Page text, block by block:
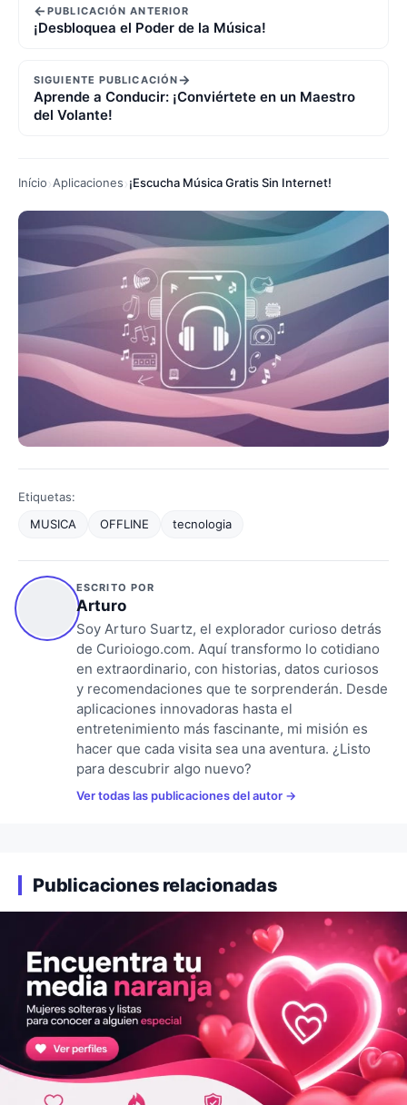
←PUBLICACIÓN ANTERIOR
¡Desbloquea el Poder de la Música!
SIGUIENTE PUBLICACIÓN→
Aprende a Conducir: ¡Conviértete en un Maestro
del Volante!
Início Aplicaciones ¡Escucha Música Gratis Sin Internet!
Etiquetas:
MUSICA
OFFLINE tecnologia
ESCRITO POR
Arturo
Soy Arturo Suartz, el explorador curioso detrás
de Curioiogo.com. Aquí transformo lo cotidiano
en extraordinario, con historias, datos curiosos
y recomendaciones que te sorprenderán. Desde
aplicaciones innovadoras hasta el
entretenimiento más fascinante, mi misión es
hacer que cada visita sea una aventura. ¿Listo
para descubrir algo nuevo?
Ver todas las publicaciones del autor
Publicaciones relacionadas